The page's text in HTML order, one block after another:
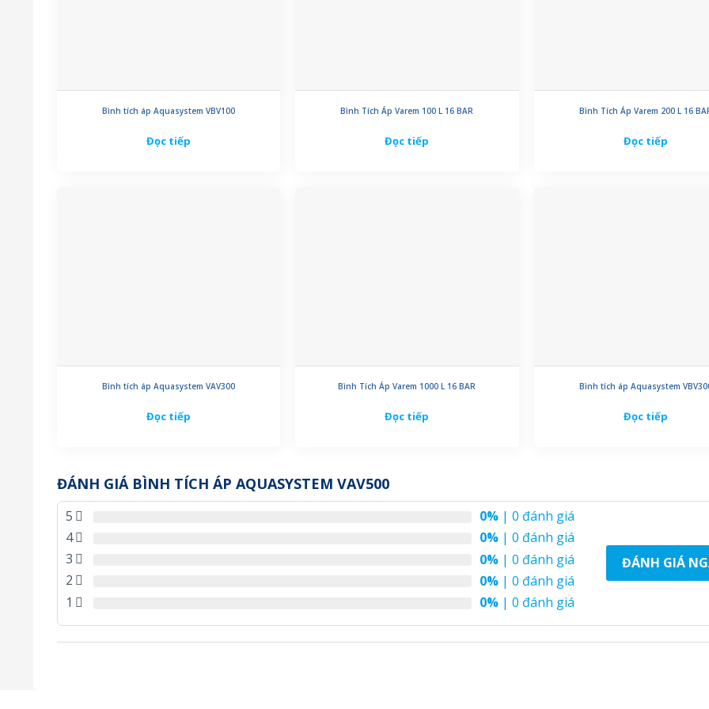
Bình tích áp Aquasystem VBV100
Đọc tiếp
Bình Tích Áp Varem 100 L 16 BAR
Đọc tiếp
Bình Tích Áp Varem 200 L 16
Đọc tiếp
Bình tích áp Aquasystem VAV300
Đọc tiếp
Bình Tích Áp Varem 1000 L 16 BAR
Đọc tiếp
Bình tích áp Aquasystem
Đọc tiếp
ĐÁNH GIÁ BÌNH TÍCH ÁP AQUASYSTEM VAV500
5 0% | 0 đánh giá
4
0% | 0 đánh giá
3
0% | 0 đánh giá
2
0% | 0 đánh giá
1
0% | 0 đánh giá
ĐÁNH GIÁ